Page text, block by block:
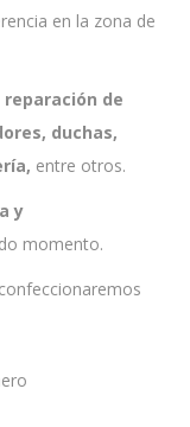
en la zona de
reparación de
duchas,
entre otros.
y
momento.